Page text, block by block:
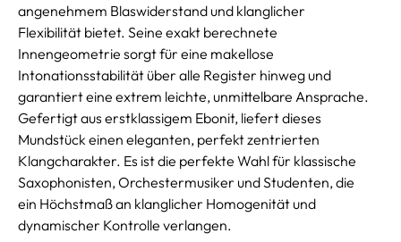
angenehmem Blaswiderstand und klanglicher
Flexibilität bietet. Seine exakt berechnete
Innengeometrie sorgt für eine makellose
Intonationsstabilität über alle Register hinweg und
garantiert eine extrem leichte, unmittelbare Ansprache.
Gefertigt aus erstklassigem Ebonit, liefert dieses
Mundstück einen eleganten, perfekt zentrierten
Klangcharakter. Es ist die perfekte Wahl für klassische
Saxophonisten, Orchestermusiker und Studenten, die
ein Höchstmaß an klanglicher Homogenität und
dynamischer Kontrolle verlangen.